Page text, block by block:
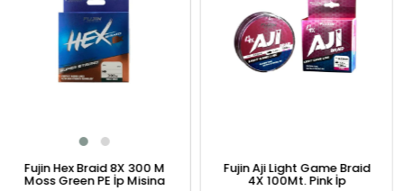
Braid 8X 300 M
Green PE İp Misina
Fujin Aji Light Game Braid
4X 100Mt. Pink İp